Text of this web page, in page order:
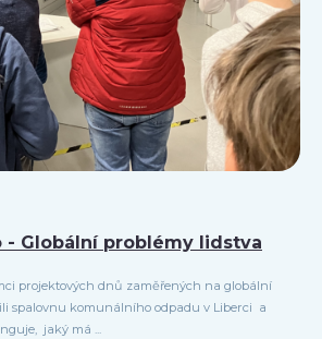
- Globální problémy lidstva
projektových dnů zaměřených na globální
spalovnu komunálního odpadu v Liberci a
jaký má ...